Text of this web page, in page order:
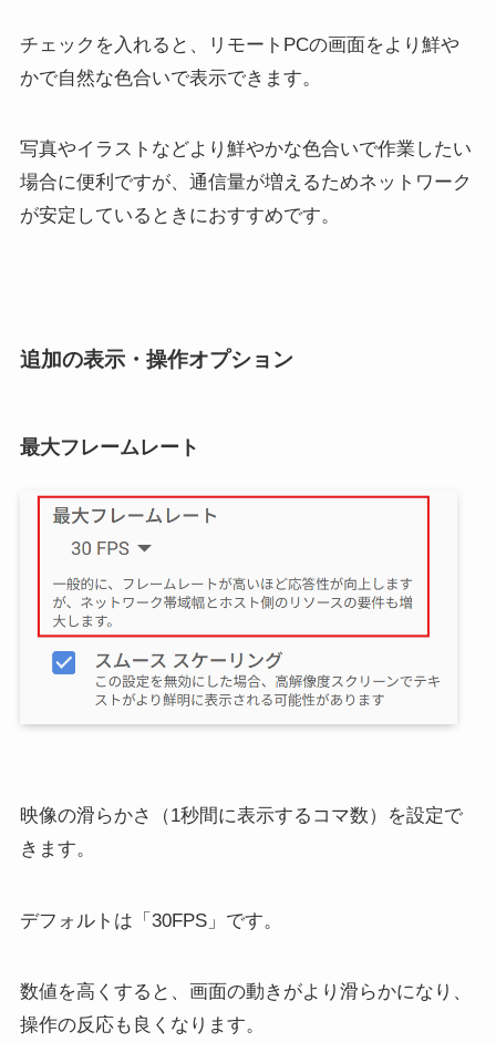
チェックを入れると、リモートPCの画面をより鮮や
かで自然な色合いで表示できます。
写真やイラストなどより鮮やかな色合いで作業したい
場合に便利ですが、通信量が増えるためネットワーク
が安定しているときにおすすめです。
追加の表示・操作オプション
最大フレームレート
映像の滑らかさ（1秒間に表示するコマ数）を設定で
きます。
デフォルトは「30FPS」です。
数値を高くすると、画面の動きがより滑らかになり、
操作の反応も良くなります。